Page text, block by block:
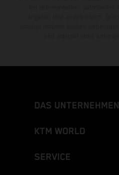
DAS UNTERNEHMEN
KTM WORLD
SERVICE